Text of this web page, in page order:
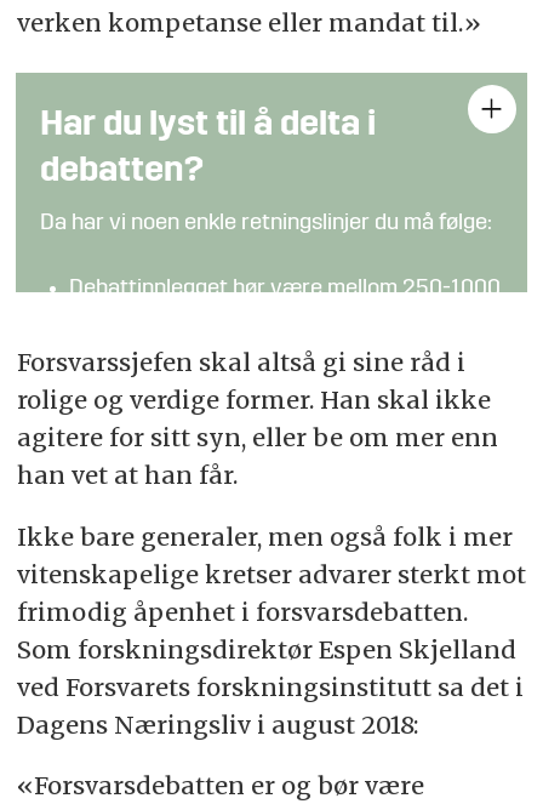
verken kompetanse eller mandat til.»
Har du lyst til å delta i
debatten?
Da har vi noen enkle retningslinjer du må følge:
Debattinnlegget bør være mellom 250-1000
Kronikker og analyser fra fagpersoner kan
være lengre
Det er forskjell på meninger og fakta:
Påstander som hevdes å være sanne bør
tilleggsinformasjon)
Hold en saklig tone
Send bidraget til
Forsvarssjefen skal altså gi sine råd i
rolige og verdige former. Han skal ikke
agitere for sitt syn, eller be om mer enn
han vet at han får.
Ikke bare generaler, men også folk i mer
vitenskapelige kretser advarer sterkt mot
frimodig åpenhet i forsvarsdebatten.
Som forskningsdirektør Espen Skjelland
ved Forsvarets forskningsinstitutt sa det i
Dagens Næringsliv i august 2018:
«Forsvarsdebatten er og bør være